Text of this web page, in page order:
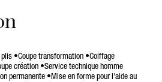
•Coupe transformation •Coiffage
création •Service technique homme
permanente •Mise en forme pour l'aide au